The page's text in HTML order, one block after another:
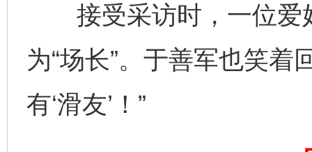
接受采访时，一位爱
为“场长”。于善军也笑着
有‘滑友’！”
揭开“小金库”的免责幌子